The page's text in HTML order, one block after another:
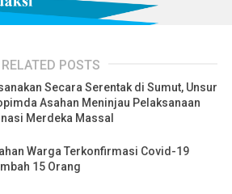
RELATED POSTS
Secara Serentak di Sumut, Unsur
Asahan Meninjau Pelaksanaan
Merdeka Massal
Warga Terkonfirmasi Covid-19
15 Orang